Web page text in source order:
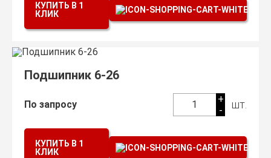
КУПИТЬ В 1
КЛИК
Подшипник 6-26
По запросу 1
+
-
шт.
КУПИТЬ В 1
КЛИК